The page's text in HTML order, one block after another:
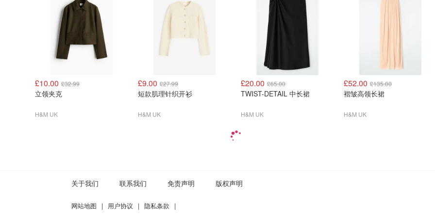
£10.00 £32.99
立领夹克
H&M UK
£9.00 £27.99
短款肌理针织开衫
H&M UK
£20.00 £65.00
TWIST-DETAIL 中长裙
H&M UK
£52.00 £135.00
褶皱高领长裙
H&M UK
关于我们 联系我们 免责声明 版权声明
网站地图 | 用户协议 | 隐私条款 |